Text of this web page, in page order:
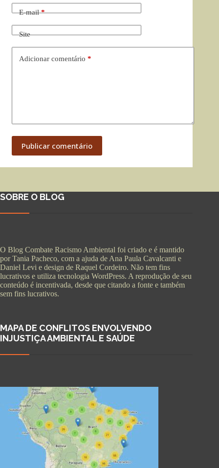
E-mail*
Site
Adicionar comentário *
Publicar comentário
SOBRE O BLOG
O Blog Combate Racismo Ambiental foi criado e é mantido
por Tania Pacheco, com a ajuda de Ana Paula Cavalcanti e
Daniel Levi e design de Raquel Cordeiro. Não tem fins
lucrativos e utiliza tecnologia WordPress. A reprodução de seu
conteúdo é incentivada, desde que citando a fonte e também
sem fins lucrativos.
MAPA DE CONFLITOS ENVOLVENDO
INJUSTIÇA AMBIENTAL E SAÚDE